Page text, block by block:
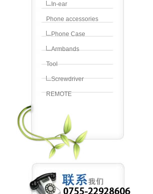
In-ear
Phone accessories
Phone Case
Armbands
Tool
Screwdriver
REMOTE